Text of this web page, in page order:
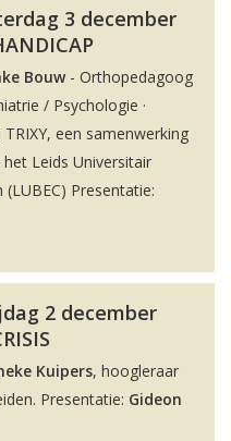
3 december
Bouw- Orthopedagoog
/ Psychologie ·
een samenwerking
Leids Universitair
Presentatie:
2 december
Kuipers, hoogleraar
Presentatie: Gideon